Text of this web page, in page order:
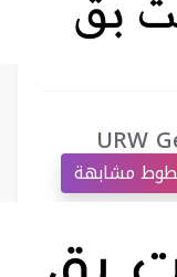
URW